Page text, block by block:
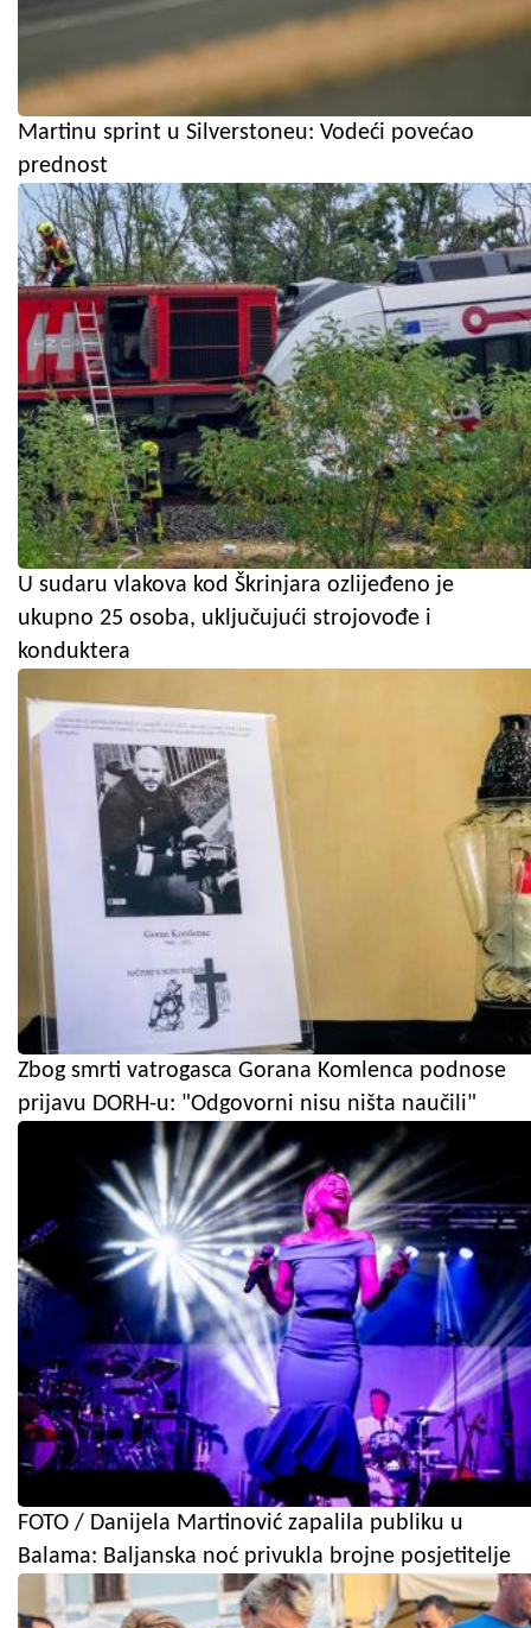
Martinu sprint u Silverstoneu: Vodeći povećao
prednost
U sudaru vlakova kod Škrinjara ozlijeđeno je
ukupno 25 osoba, uključujući strojovođe i
konduktera
Zbog smrti vatrogasca Gorana Komlenca podnose
prijavu DORH-u: "Odgovorni nisu ništa naučili"
FOTO / Danijela Martinović zapalila publiku u
Balama: Baljanska noć privukla brojne posjetitelje